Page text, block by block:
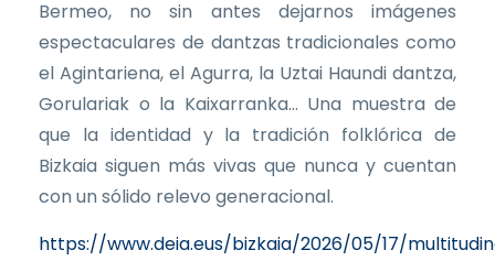
Bermeo, no sin antes dejarnos imágenes
espectaculares de dantzas tradicionales como
el Agintariena, el Agurra, la Uztai Haundi dantza,
Gorulariak o la Kaixarranka… Una muestra de
que la identidad y la tradición folklórica de
Bizkaia siguen más vivas que nunca y cuentan
con un sólido relevo generacional.
https://www.deia.eus/bizkaia/2026/05/17/